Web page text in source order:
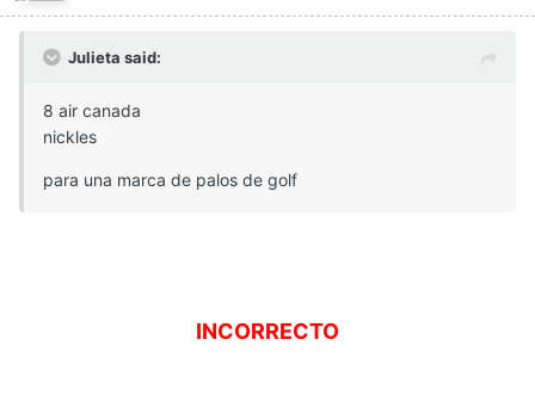
Julieta said:
8 air canada
nickles
para una marca de palos de golf
INCORRECTO